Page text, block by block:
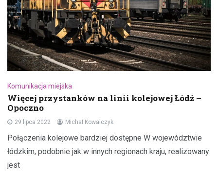
Komunikacja miejska
Więcej przystanków na linii kolejowej Łódź –
Opoczno
29 lipca 2022 Michał Kowalczyk
Połączenia kolejowe bardziej dostępne W województwie
łódzkim, podobnie jak w innych regionach kraju, realizowany
jest